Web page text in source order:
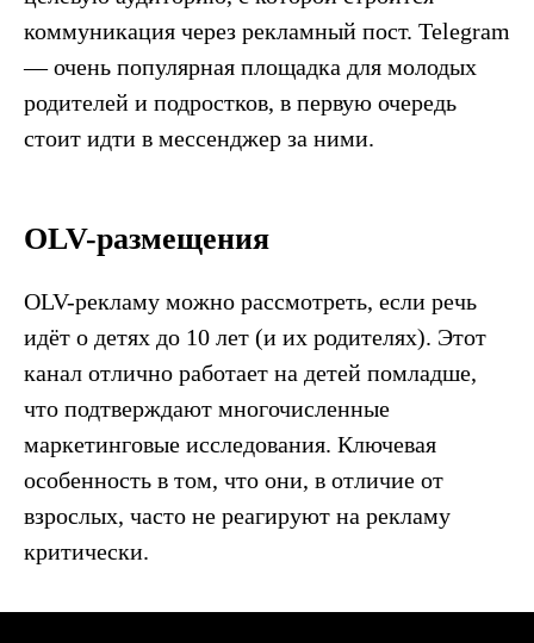
коммуникация через рекламный пост. Telegram
— очень популярная площадка для молодых
родителей и подростков, в первую очередь
стоит идти в мессенджер за ними.
OLV-размещения
OLV-рекламу можно рассмотреть, если речь
идёт о детях до 10 лет (и их родителях). Этот
канал отлично работает на детей помладше,
что подтверждают многочисленные
маркетинговые исследования. Ключевая
особенность в том, что они, в отличие от
взрослых, часто не реагируют на рекламу
критически.